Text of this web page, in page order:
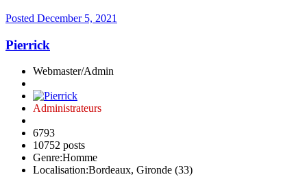
Posted December 5, 2021
Pierrick
Webmaster/Admin
Administrateurs
6793
10752 posts
Genre:Homme
Localisation:Bordeaux, Gironde (33)